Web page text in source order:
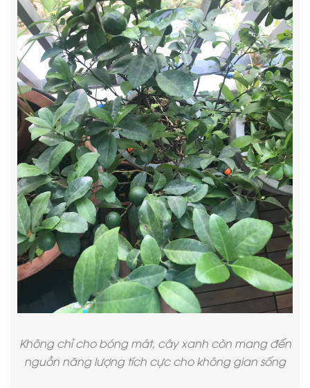
Không chỉ cho bóng mát, cây xanh còn mang đến
nguồn năng lượng tích cực cho không gian sống